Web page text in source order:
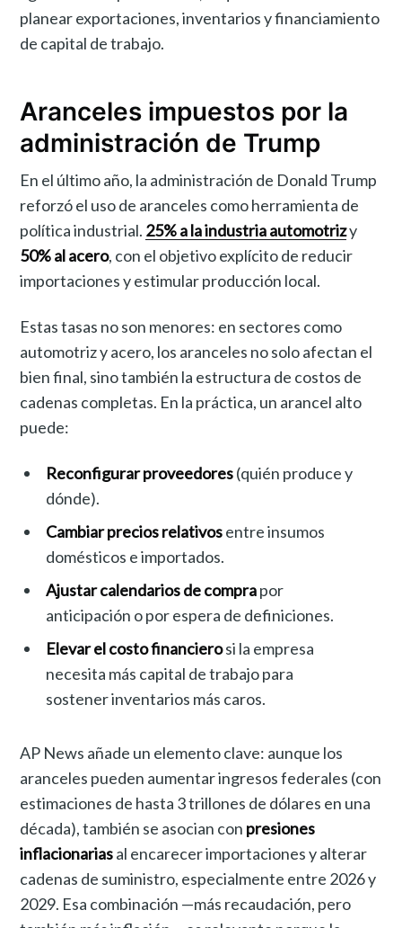
planear exportaciones, inventarios y financiamiento
de capital de trabajo.
Aranceles impuestos por la
administración de Trump
En el último año, la administración de Donald Trump
reforzó el uso de aranceles como herramienta de
política industrial. 25% a la industria automotrizy
50% al acero, con el objetivo explícito de reducir
importaciones y estimular producción local.
Estas tasas no son menores: en sectores como
automotriz y acero, los aranceles no solo afectan el
bien final, sino también la estructura de costos de
cadenas completas. En la práctica, un arancel alto
puede:
Reconfigurar proveedores(quién produce y
dónde).
Cambiar precios relativosentre insumos
domésticos e importados.
Ajustar calendarios de comprapor
anticipación o por espera de definiciones.
Elevar el costo financierosi la empresa
necesita más capital de trabajo para
sostener inventarios más caros.
AP News añade un elemento clave: aunque los
aranceles pueden aumentar ingresos federales (con
estimaciones de hasta 3 trillones de dólares en una
década), también se asocian con presiones
inflacionariasal encarecer importaciones y alterar
cadenas de suministro, especialmente entre 2026 y
2029. Esa combinación —más recaudación, pero